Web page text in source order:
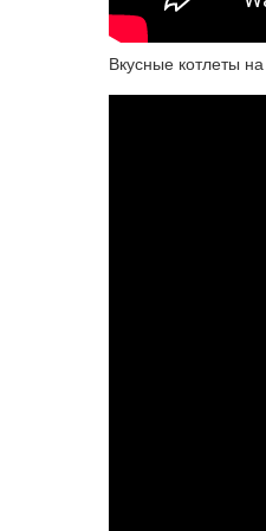
Вкусные котлеты